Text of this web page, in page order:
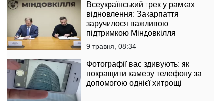
Всеукраїнський трек у рамках
відновлення: Закарпаття
заручилося важливою
підтримкою Міндовкілля
9 травня, 08:34
Фотографії вас здивують: як
покращити камеру телефону за
допомогою однієї хитрощі